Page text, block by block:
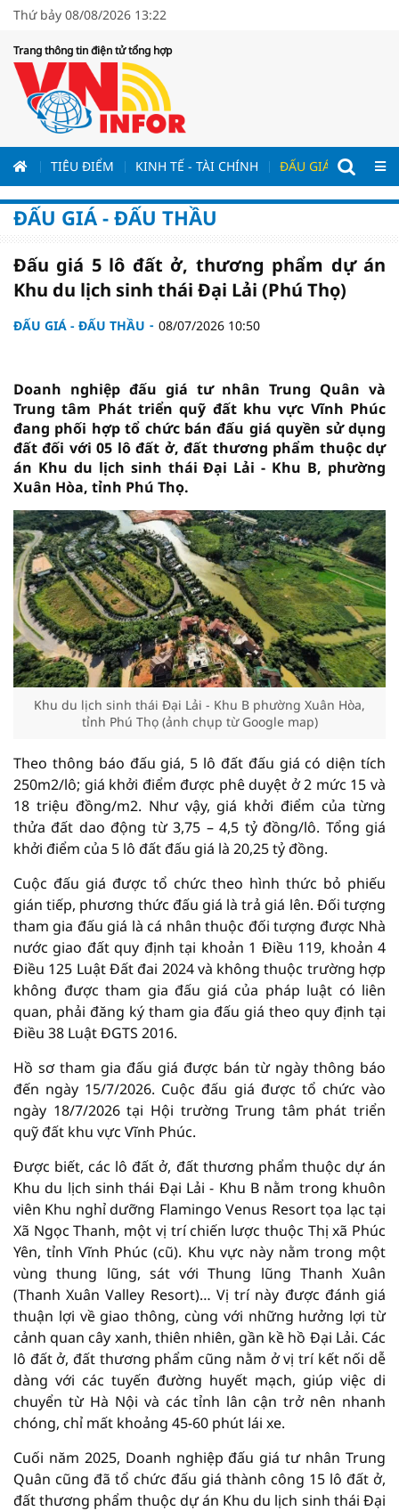
Thứ bảy 08/08/2026 13:22
Trang thông tin điện tử tổng hợp
TIÊU ĐIỂM KINH TẾ - TÀI CHÍNH ĐẤU GIÁ - ĐẤU
ĐẤU GIÁ - ĐẤU THẦU
Đấu giá 5 lô đất ở, thương phẩm dự án
Khu du lịch sinh thái Đại Lải (Phú Thọ)
ĐẤU GIÁ - ĐẤU THẦU 08/07/2026 10:50
Doanh nghiệp đấu giá tư nhân Trung Quân và
Trung tâm Phát triển quỹ đất khu vực Vĩnh Phúc
đang phối hợp tổ chức bán đấu giá quyền sử dụng
đất đối với 05 lô đất ở, đất thương phẩm thuộc dự
án Khu du lịch sinh thái Đại Lải - Khu B, phường
Xuân Hòa, tỉnh Phú Thọ.
Khu du lịch sinh thái Đại Lải - Khu B phường Xuân Hòa,
tỉnh Phú Thọ (ảnh chụp từ Google map)
Theo thông báo đấu giá, 5 lô đất đấu giá có diện tích
250m2/lô; giá khởi điểm được phê duyệt ở 2 mức 15 và
18 triệu đồng/m2. Như vậy, giá khởi điểm của từng
thửa đất dao động từ 3,75 – 4,5 tỷ đồng/lô. Tổng giá
khởi điểm của 5 lô đất đấu giá là 20,25 tỷ đồng.
Cuộc đấu giá được tổ chức theo hình thức bỏ phiếu
gián tiếp, phương thức đấu giá là trả giá lên. Đối tượng
tham gia đấu giá là cá nhân thuộc đối tượng được Nhà
nước giao đất quy định tại khoản 1 Điều 119, khoản 4
Điều 125 Luật Đất đai 2024 và không thuộc trường hợp
không được tham gia đấu giá của pháp luật có liên
quan, phải đăng ký tham gia đấu giá theo quy định tại
Điều 38 Luật ĐGTS 2016.
Hồ sơ tham gia đấu giá được bán từ ngày thông báo
đến ngày 15/7/2026. Cuộc đấu giá được tổ chức vào
ngày 18/7/2026 tại Hội trường Trung tâm phát triển
quỹ đất khu vực Vĩnh Phúc.
Được biết, các lô đất ở, đất thương phẩm thuộc dự án
Khu du lịch sinh thái Đại Lải - Khu B nằm trong khuôn
viên Khu nghỉ dưỡng Flamingo Venus Resort tọa lạc tại
Xã Ngọc Thanh, một vị trí chiến lược thuộc Thị xã Phúc
Yên, tỉnh Vĩnh Phúc (cũ). Khu vực này nằm trong một
vùng thung lũng, sát với Thung lũng Thanh Xuân
(Thanh Xuân Valley Resort)… Vị trí này được đánh giá
thuận lợi về giao thông, cùng với những hưởng lợi từ
cảnh quan cây xanh, thiên nhiên, gần kề hồ Đại Lải. Các
lô đất ở, đất thương phẩm cũng nằm ở vị trí kết nối dễ
dàng với các tuyến đường huyết mạch, giúp việc di
chuyển từ Hà Nội và các tỉnh lân cận trở nên nhanh
chóng, chỉ mất khoảng 45-60 phút lái xe.
Cuối năm 2025, Doanh nghiệp đấu giá tư nhân Trung
Quân cũng đã tổ chức đấu giá thành công 15 lô đất ở,
đất thương phẩm thuộc dự án Khu du lịch sinh thái Đại